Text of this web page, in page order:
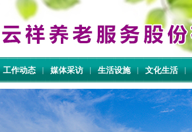
工作动态 | 媒体采访 | 生活设施 | 文化生活 |